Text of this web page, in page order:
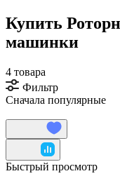
Купить
машинки
4 товара
Фильтр
Сначала популярные
Быстрый просмотр